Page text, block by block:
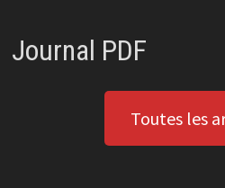
Journal PDF
Toutes les